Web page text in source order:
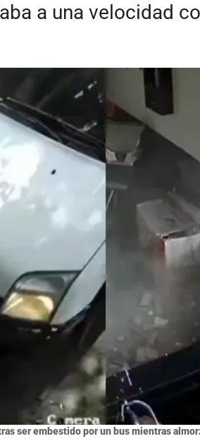
a una velocidad
ser embestido por un bus mientras